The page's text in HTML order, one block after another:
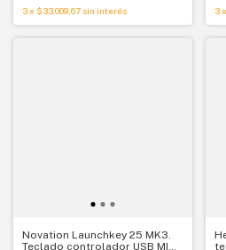
3x $33.009,67 sin interés 3 x
Novation Launchkey 25 MK3.
Teclado controlador USB MIDI.